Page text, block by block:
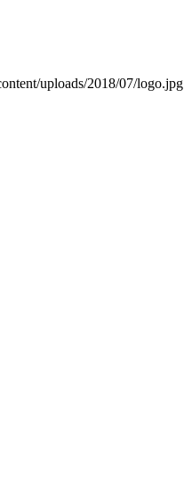
uploads/2018/07/logo.jpg